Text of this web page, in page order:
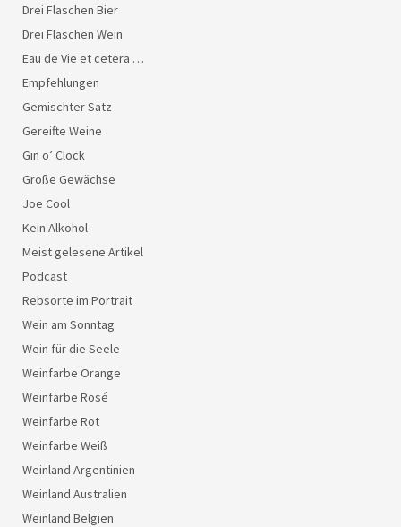
Drei Flaschen Bier
Drei Flaschen Wein
Eau de Vie et cetera …
Empfehlungen
Gemischter Satz
Gereifte Weine
Gin o’ Clock
Große Gewächse
Joe Cool
Kein Alkohol
Meist gelesene Artikel
Podcast
Rebsorte im Portrait
Wein am Sonntag
Wein für die Seele
Weinfarbe Orange
Weinfarbe Rosé
Weinfarbe Rot
Weinfarbe Weiß
Weinland Argentinien
Weinland Australien
Weinland Belgien